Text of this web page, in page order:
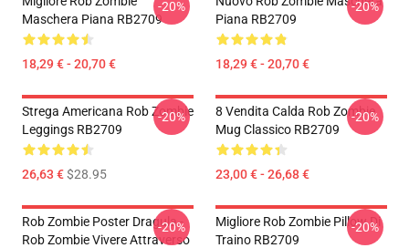
Maschera Piana RB2709
18,29 € - 20,70 €
-20%
Piana RB2709
18,29 € - 20,70 €
-20%
Strega Americana Rob Zombie
Leggings RB2709
26,63 €$28.95
-20%
8 Vendita Calda Rob Zombie
Mug Classico RB2709
23,00 € - 26,68 €
-20%
Rob Zombie Poster Dragula -
Rob Zombie Vivere Attraverso
-20%
Migliore Rob Zombie Pillow Di
Traino RB2709
-20%